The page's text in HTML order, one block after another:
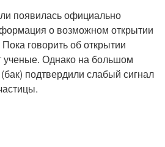
появилась официально
о возможном открытии
Пока говорить об открытии
ученые. Однако на большом
подтвердили слабый сигнал